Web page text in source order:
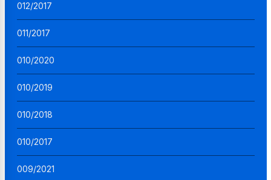
012/2017
011/2017
010/2020
010/2019
010/2018
010/2017
009/2021